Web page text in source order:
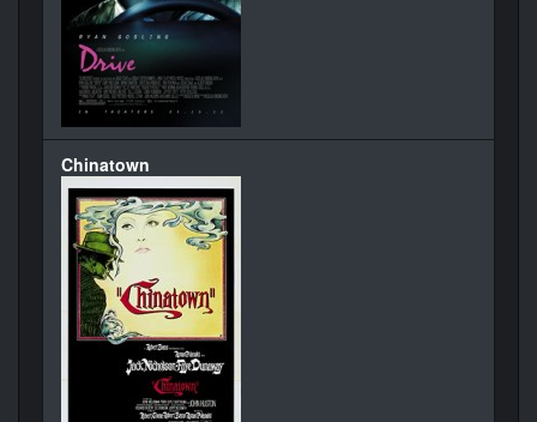
Chinatown